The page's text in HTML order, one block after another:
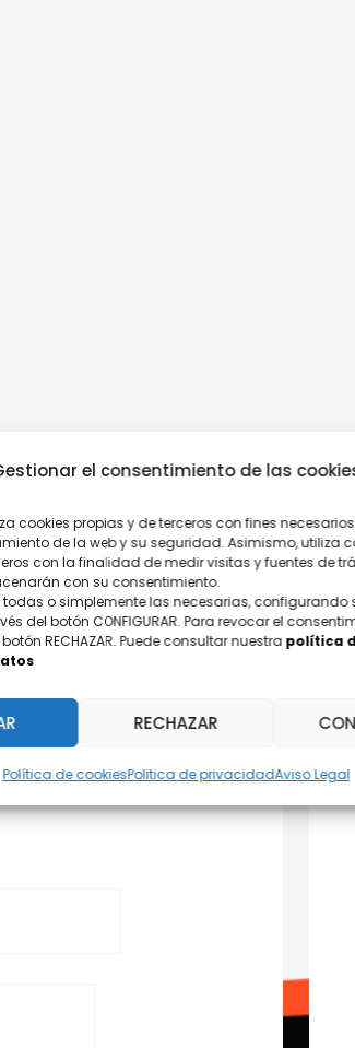
el consentimiento de las
cookies propias y de terceros con fines
de la web y su seguridad. Asimismo, utiliza
con la finalidad de medir visitas y fuentes de
con su consentimiento.
o simplemente las necesarias, configurando
del botón CONFIGURAR. Para revocar el
RECHAZAR. Puede consultar nuestra política
RECHAZAR
Política de cookiesPolitica de privacidadAviso Legal